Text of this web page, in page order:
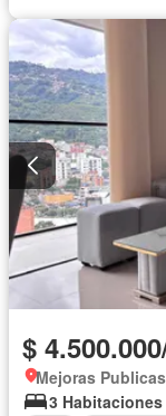
$
Mejoras
3 Habitaciones